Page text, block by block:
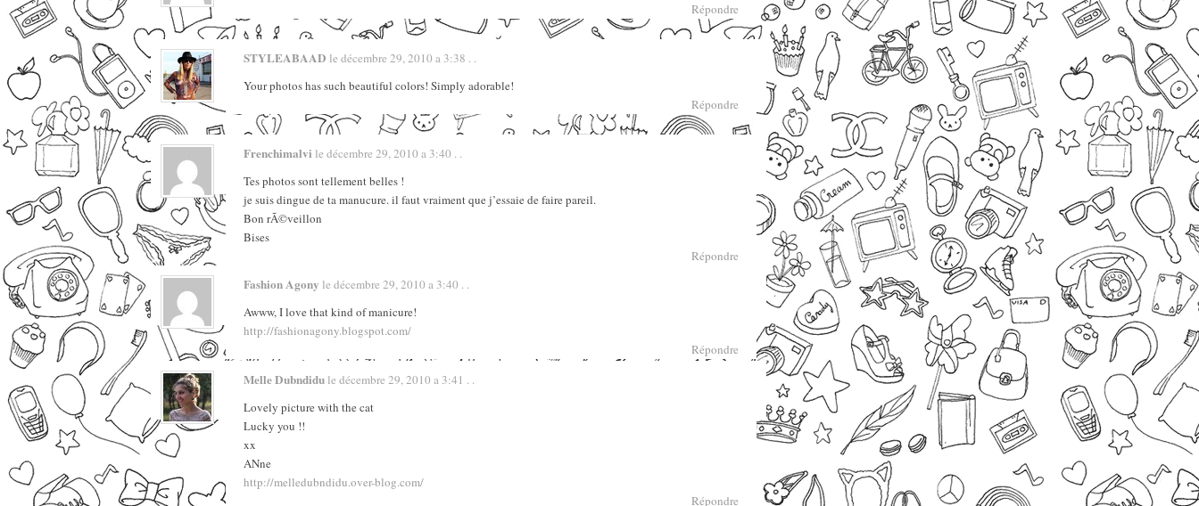
Répondre
STYLEABAAD le décembre 29, 2010 a 3:38 . .
Your photos has such beautiful colors! Simply adorable!
Répondre
Frenchimalvi le décembre 29, 2010 a 3:40 . .
Tes photos sont tellement belles !
je suis dingue de ta manucure. il faut vraiment que j’essaie de faire pareil.
Bon rÃ©veillon
Bises
Répondre
Fashion Agony le décembre 29, 2010 a 3:40 . .
Awww, I love that kind of manicure!
http://fashionagony.blogspot.com/
Répondre
Melle Dubndidu le décembre 29, 2010 a 3:41 . .
Lovely picture with the cat
Lucky you !!
xx
ANne
http://melledubndidu.over-blog.com/
Répondre